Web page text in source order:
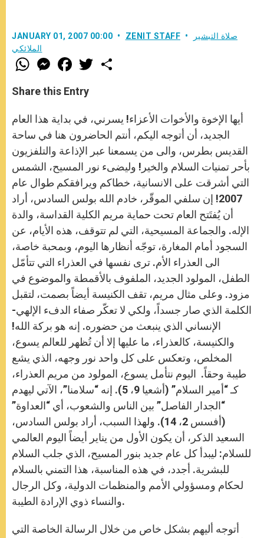
JANUARY 01, 2007 00:00 ZENIT STAFF
صلاة التبشير
الملائكي
W
h
t
s
p
p
M
e
s
e
g
e
r
F
a
e
b
k
w
Share this Entry
أيها الإخوة والأخوات الأعزاء! يسرني، في بداية هذا العام
الجديد، أن أتوجه اليكم، أنتم الحاضرون هنا في ساحة
القديس بطرس، والى من يسمعنا عبر الإذاعة والتلفزيون
بأحر تمنيات السلام والخير! وليضىء نور المسيح، الشمس
التي أشرقت على الانسانية، خطاكم ويرافقكم طوال عام
2007! إن سلفي الموقّر، خادم الله بولس السادس، أراد
أن يُفتَتح العام تحت حماية مريم الكلية القداسة، والدة
الإله. والجماعة المسيحية، التي لم تتوقف، هذه الأيام، عن
السجود أمام المغارة، توجّه أنظارها اليوم، وبمحبة خاصة،
الى العذراء الأم. ترى نفسها في العذراء التي تتأمّل
الطفل، المولود الجديد، الملفوف بالأقمطة والموضوع في
مزود. وعلى مثال مريم، تقف الكنيسة أيضاً بصمت، لتقبل
الكلمة الذي صار جسداً، ولكي لا تعكّر صفاء الدفء الإلهي-
الإنساني الذي ينبعث من حضوره. إنه هو بركة الله!
والكنيسة، كالعذراء، ما عليها إلا أن تُظهر للعالم يسوع،
المخلص، وتعكس على كل واحد نور وجهه، الذي يشع
طيبة وحقاً. اليوم نتأمل يسوع، المولود من مريم العذراء،
كـ “أمير السلام” (أشعيا 9، 5). إنه “سلامنا”، الآتي ليهدم
“الجدار الفاصل” بين الناس والشعوب، أي “العداوة”
(أفسس 2، 14). ولهذا السبب، أراد بولس السادس،
السعيد الذكر، أن يكون الأول من يناير أيضاً اليوم العالمي
للسلام: ليبدأ كل عام جديد بنور المسيح، الذي جلب السلام
للبشرية. أجدد، في هذه المناسبة، هذا التمني بالسلام
لحكام ومسؤولي الأمم والمنظمات الدولية، وكل الرجال
والنساء ذوي الإرادة الطيبة.
أتوجه أليهم بشكل خاص من خلال الرسالة الخاصة التي